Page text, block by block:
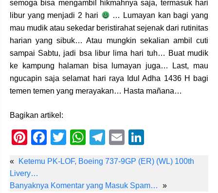
semoga bisa mengambil hikmahnya saja, termasuk hari
libur yang menjadi 2 hari
… Lumayan kan bagi yang
mau mudik atau sekedar beristirahat sejenak dari rutinitas
harian yang sibuk… Atau mungkin sekalian ambil cuti
sampai Sabtu, jadi bsa libur lima hari tuh… Buat mudik
ke kampung halaman bisa lumayan juga… Last, mau
ngucapin saja selamat hari raya Idul Adha 1436 H bagi
temen temen yang merayakan… Hasta mañana…
Bagikan artikel:
Pi
er
e
F
c
e
T
tt
er
W
at
s
T
e
gr
E
ail k
e
«
Ketemu PK-LOF, Boeing 737-9GP (ER) (WL) 100th
Livery…
Banyaknya Komentar yang Masuk Spam…
»